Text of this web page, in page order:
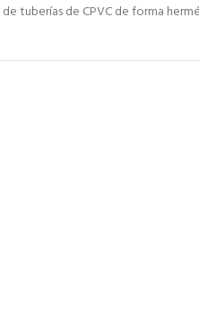
tuberías de CPVC de forma